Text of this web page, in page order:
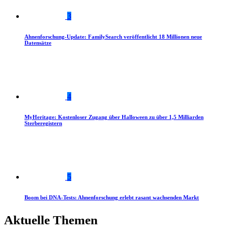
3
Ahnenforschung-Update: FamilySearch veröffentlicht 18 Millionen neue
Datensätze
4
MyHeritage: Kostenloser Zugang über Halloween zu über 1,5 Milliarden
Sterberegistern
5
Boom bei DNA-Tests: Ahnenforschung erlebt rasant wachsenden Markt
Aktuelle Themen